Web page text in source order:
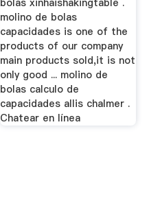
bolas xinhaishakingtable .
molino de bolas
capacidades is one of the
products of our company
main products sold,it is not
only good ... molino de
bolas calculo de
capacidades allis chalmer .
Chatear en línea